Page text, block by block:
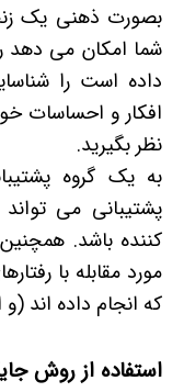
بصورت ذهنی یک
شما امکان می دهد
داده است را
افکار و احساسات
نظر بگیرید.
به یک گروه
پشتیبانی می
کننده باشد.
مورد مقابله با
که انجام داده اند
استفاده از روش